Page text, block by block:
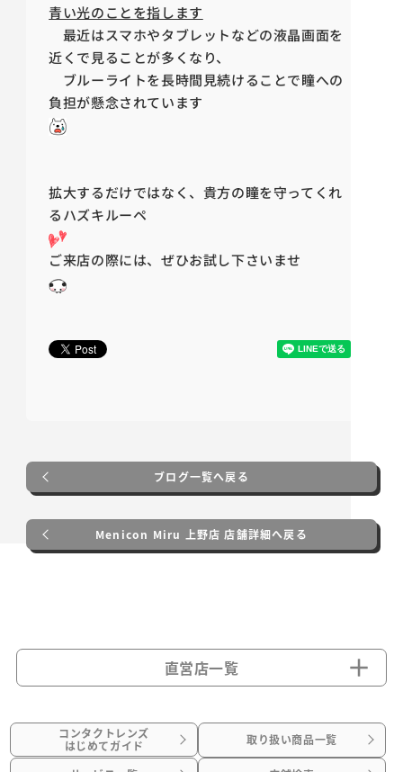
青い光のことを指します
最近はスマホやタブレットなどの液晶画面を
近くで見ることが多くなり、
ブルーライトを長時間見続けることで瞳への
負担が懸念されています
拡大するだけではなく、貴方の瞳を守ってくれ
るハズキルーペ
ご来店の際には、ぜひお試し下さいませ
ブログ一覧へ戻る
Menicon Miru 上野店 店舗詳細へ戻る
直営店一覧
コンタクトレンズ
はじめてガイド 取り扱い商品一覧